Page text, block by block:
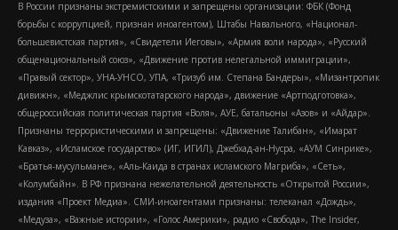
В России признаны экстремистскими и запрещены организации: ФБК (Фонд
борьбы с коррупцией, признан иноагентом), Штабы Навального, «Национал-
большевистская партия», «Свидетели Иеговы», «Армия воли народа», «Русский
общенациональный союз», «Движение против нелегальной иммиграции»,
«Правый сектор», УНА-УНСО, УПА, «Тризуб им. Степана Бандеры», «Мизантропик
дивижн», «Меджлис крымскотатарского народа», движение «Артподготовка»,
общероссийская политическая партия «Воля», АУЕ, батальоны «Азов» и «Айдар».
Признаны террористическими и запрещены: «Движение Талибан», «Имарат
Кавказ», «Исламское государство» (ИГ, ИГИЛ), Джебхад-ан-Нусра, «АУМ Синрике»,
«Братья-мусульмане», «Аль-Каида в странах исламского Магриба», «Сеть»,
«Колумбайн». В РФ признана нежелательной деятельность «Открытой России»,
издания «Проект Медиа». СМИ-иноагентами признаны: телеканал «Дождь»,
«Медуза», «Важные истории», «Голос Америки», радио «Свобода», The Insider,